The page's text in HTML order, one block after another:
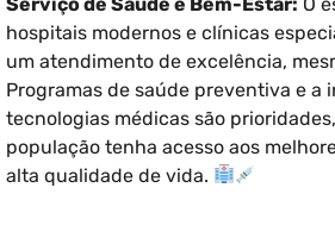
hospitais modernos e clínicas
um atendimento de excelência,
Programas de saúde preventiva e a
tecnologias médicas são
população tenha acesso aos
alta qualidade de vida.